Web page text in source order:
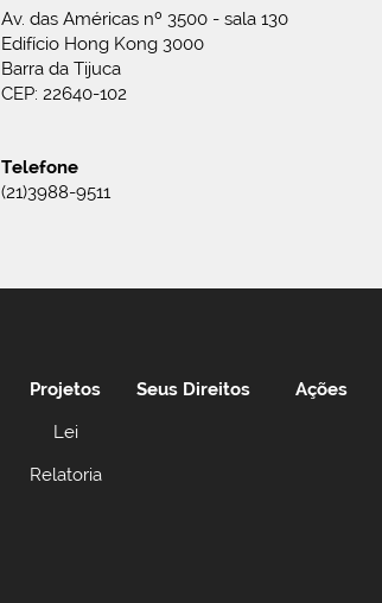
Av. das Américas nº 3500 - sala 130
Edifício Hong Kong 3000
Barra da Tijuca
CEP: 22640-102
Telefone
(21)3988-9511
Projetos
Lei
Relatoria
Seus Direitos Ações